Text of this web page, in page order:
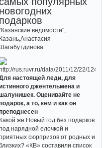
тебе подарить,
человек мой
дорогой? Топ-5
самых популярных
новогодних
подарков
"Казанские ведомости",
настоящей леди, для
истинного джентельмена и
Оценивайте не
а то, кем и как он